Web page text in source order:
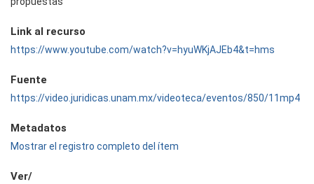
Link al recurso
https://www.youtube.com/watch?v=hyuWKjAJEb4&t=hms
Fuente
https://video.juridicas.unam.mx/videoteca/eventos/850/11mp4
Metadatos
Mostrar el registro completo del ítem
Ver/